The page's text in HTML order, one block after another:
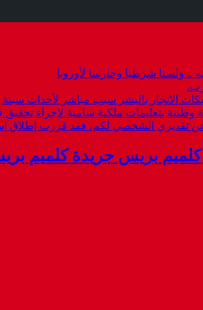
ولسنا شرطيا وحارسا لأوروبا
الاتجار بالبشر سبب مباشر لأحداث سبتة
وطنية بتعليمات ملكية سامية لإجراء
عن تقديري الشخصي لكم، فقد قررت
بريس جريدة كلميم